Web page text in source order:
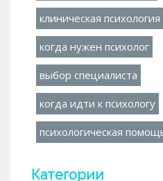
клиническая психология
когда нужен психолог
выбор специалиста
когда идти к психологу
психологическая
Категории